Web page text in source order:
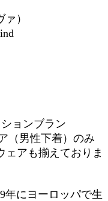
）
ョンブラン
（男性下着）のみ
ェアも揃えておりま
年にヨーロッパで生